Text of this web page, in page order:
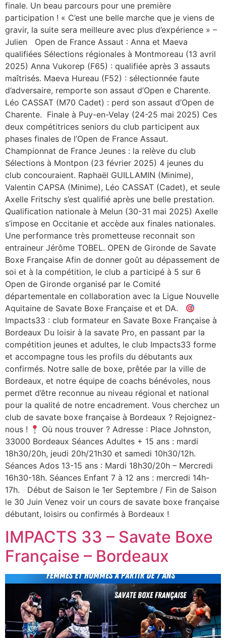
finale. Un beau parcours pour une première
participation ! « C’est une belle marche que je viens de
gravir, la suite sera meilleure avec plus d’expérience » –
Julien Open de France Assaut : Anna et Maeva
qualifiées Sélections régionales à Montmoreau (13 avril
2025) Anna Vukorep (F65) : qualifiée après 3 assauts
maîtrisés. Maeva Hureau (F52) : sélectionnée faute
d’adversaire, remporte son assaut d’Open e Charente.
Léo CASSAT (M70 Cadet) : perd son assaut d’Open de
Charente. Finale à Puy-en-Velay (24-25 mai 2025) Ces
deux compétitrices seniors du club participent aux
phases finales de l’Open de France Assaut.
Championnat de France Jeunes : la relève du club
Sélections à Montpon (23 février 2025) 4 jeunes du
club concouraient. Raphaël GUILLAMIN (Minime),
Valentin CAPSA (Minime), Léo CASSAT (Cadet), et seule
Axelle Fritschy s’est qualifié après une belle prestation.
Qualification nationale à Melun (30-31 mai 2025) Axelle
s’impose en Occitanie et accède aux finales nationales.
Une performance très prometteuse reconnait son
entraineur Jérôme TOBEL. OPEN de Gironde de Savate
Boxe Française Afin de donner goût au dépassement de
soi et à la compétition, le club a participé à 5 sur 6
Open de Gironde organisé par le Comité
départementale en collaboration avec la Ligue Nouvelle
Aquitaine de Savate Boxe Française et et DA.
Impacts33 : club formateur en Savate Boxe Française à
Bordeaux Du loisir à la savate Pro, en passant par la
compétition jeunes et adultes, le club Impacts33 forme
et accompagne tous les profils du débutants aux
confirmés. Notre salle de boxe, prêtée par la ville de
Bordeaux, et notre équipe de coachs bénévoles, nous
permet d’être reconnue au niveau régional et national
pour la qualité de notre encadrement. Vous cherchez un
club de savate boxe française à Bordeaux ? Rejoignez-
nous !
Où nous trouver ? Adresse : Place Johnston,
33000 Bordeaux Séances Adultes + 15 ans : mardi
18h30/20h, jeudi 20h/21h30 et samedi 10h30/12h.
Séances Ados 13-15 ans : Mardi 18h30/20h – Mercredi
16h30-18h. Séances Enfant 7 à 12 ans : mercredi 14h-
17h. Début de Saison le 1er Septembre / Fin de Saison
le 30 Juin Venez voir un cours de savate boxe française
débutant, loisirs ou confirmés à Bordeaux !
IMPACTS 33 – Savate Boxe
Française – Bordeaux